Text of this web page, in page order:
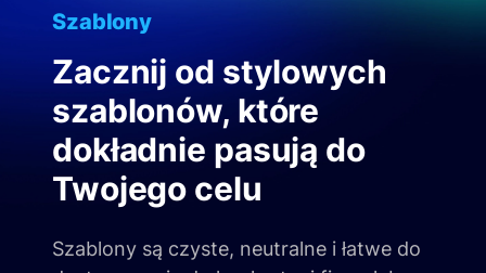
Szablony
Zacznij od stylowych
szablonów, które
dokładnie pasują do
Twojego celu
Szablony są czyste, neutralne i łatwe do